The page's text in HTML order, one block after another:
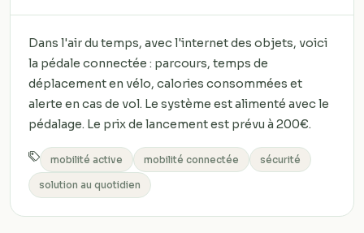
Dans l'air du temps, avec l'internet des objets, voici
la pédale connectée : parcours, temps de
déplacement en vélo, calories consommées et
alerte en cas de vol. Le système est alimenté avec le
pédalage. Le prix de lancement est prévu à 200€.
mobilité active mobilité connectée sécurité
solution au quotidien